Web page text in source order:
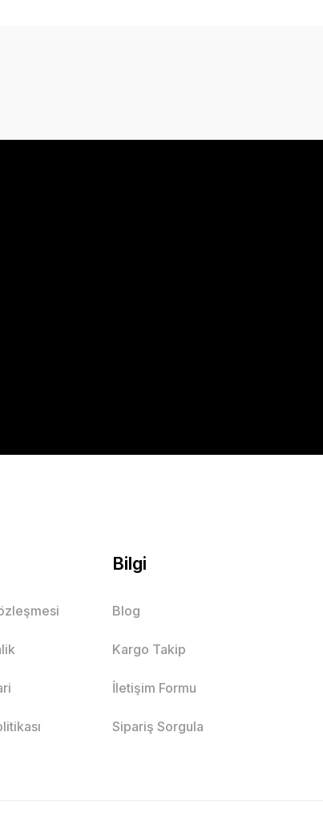
Bilgi
Blog
Kargo Takip
İletişim Formu
Sipariş Sorgula